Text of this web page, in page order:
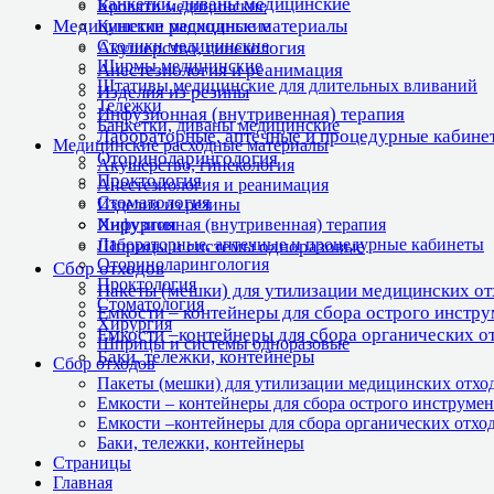
Медицинские расходные материалы
Акушерство, гинекология
Анестезиология и реанимация
Изделия из резины
Инфузионная (внутривенная) терапия
Лабораторные, аптечные и процедурные
Оториноларингология
Проктология
Стоматология
Хирургия
Шприцы и системы одноразовые
Сбор отходов
Пакеты (мешки) для утилизации медицинских
Емкости – контейнеры для сбора острого
Емкости –контейнеры для сбора органических
Баки, тележки, контейнеры
Кровати медицинские
Кушетки медицинские
Столики медицинские
Ширмы медицинские
Штативы медицинские для длительных вливаний
Тележки
Банкетки, диваны медицинские
Медицинские расходные материалы
Акушерство, гинекология
Анестезиология и реанимация
Изделия из резины
Инфузионная (внутривенная) терапия
Лабораторные, аптечные и процедурные кабинеты
Оториноларингология
Проктология
Стоматология
Хирургия
Шприцы и системы одноразовые
Сбор отходов
Пакеты (мешки) для утилизации медицинских
Емкости – контейнеры для сбора острого
Емкости –контейнеры для сбора органических
Баки, тележки, контейнеры
Страницы
Главная